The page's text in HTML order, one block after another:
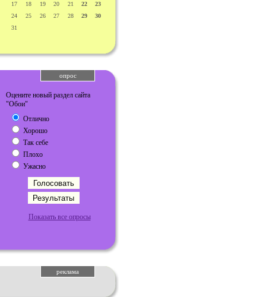
17
18 19 20 21 22
23
24
25 26 27 28 29
30
31
опрос
Оцените новый раздел сайта
"Обои"
Отлично
Хорошо
Так себе
Плохо
Ужасно
Показать все опросы
реклама